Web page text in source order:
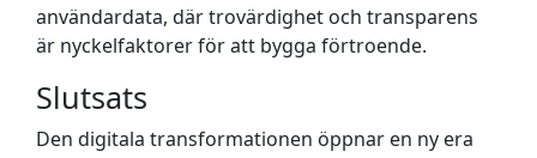
användardata, där trovärdighet och transparens
är nyckelfaktorer för att bygga förtroende.
Slutsats
Den digitala transformationen öppnar en ny era